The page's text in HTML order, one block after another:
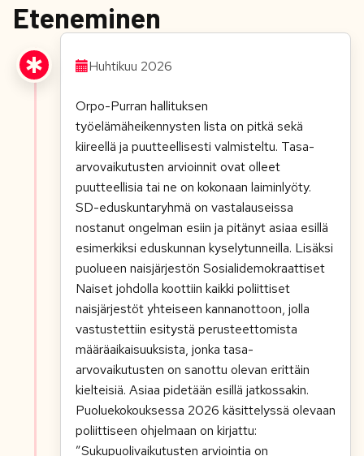
Eteneminen
Huhtikuu 2026
Orpo-Purran hallituksen
työelämäheikennysten lista on pitkä sekä
kiireellä ja puutteellisesti valmisteltu. Tasa-
arvovaikutusten arvioinnit ovat olleet
puutteellisia tai ne on kokonaan laiminlyöty.
SD-eduskuntaryhmä on vastalauseissa
nostanut ongelman esiin ja pitänyt asiaa esillä
esimerkiksi eduskunnan kyselytunneilla. Lisäksi
puolueen naisjärjestön Sosialidemokraattiset
Naiset johdolla koottiin kaikki poliittiset
naisjärjestöt yhteiseen kannanottoon, jolla
vastustettiin esitystä perusteettomista
määräaikaisuuksista, jonka tasa-
arvovaikutusten on sanottu olevan erittäin
kielteisiä. Asiaa pidetään esillä jatkossakin.
Puoluekokouksessa 2026 käsittelyssä olevaan
poliittiseen ohjelmaan on kirjattu:
”Sukupuolivaikutusten arviointia on